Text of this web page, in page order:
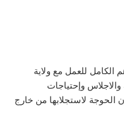
الكامل للعمل مع ولاية
وإحتياجات
الحوجة لاستجلابها من خارج